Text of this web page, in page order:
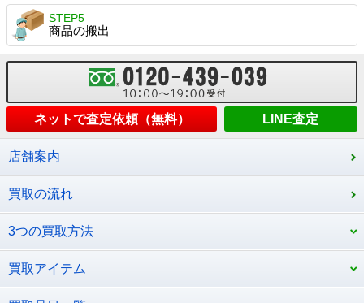
STEP5
商品の搬出
ネットで査定依頼（無料） LINE査定
店舗案内
買取の流れ
3つの買取方法
買取アイテム